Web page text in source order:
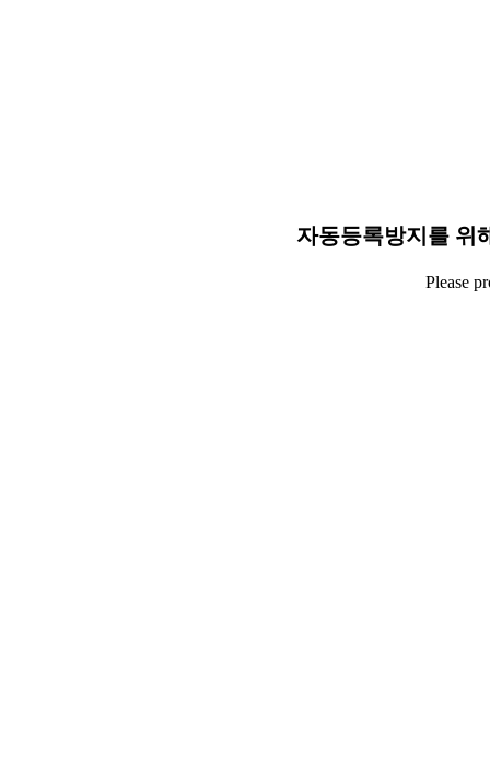
자동등록방지를 위
Please